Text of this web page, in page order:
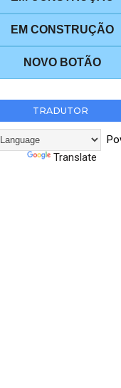
EM CONSTRUÇÃO
NOVO BOTÃO
TRADUTOR
Translate